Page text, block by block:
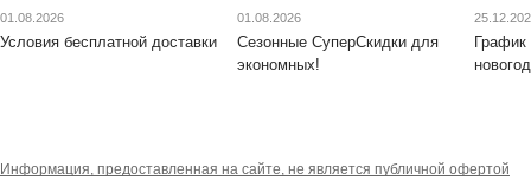
01.08.2026
Условия бесплатной доставки
01.08.2026
Сезонные СуперСкидки для
экономных!
График
Информация, предоставленная на сайте, не является публичной офертой